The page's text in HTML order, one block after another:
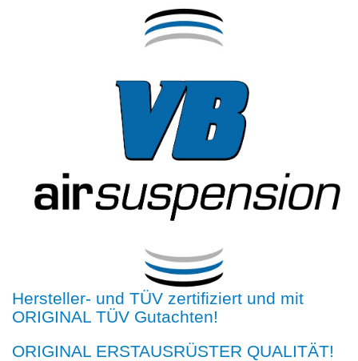
Hersteller- und TÜV zertifiziert und mit
ORIGINAL TÜV Gutachten!
ORIGINAL ERSTAUSRÜSTER QUALITÄT!